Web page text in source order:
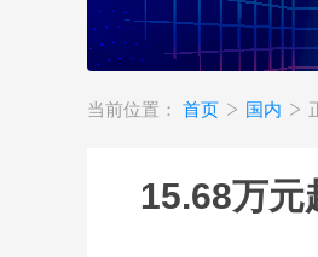
当前位置： 首页 国内
15.68万元